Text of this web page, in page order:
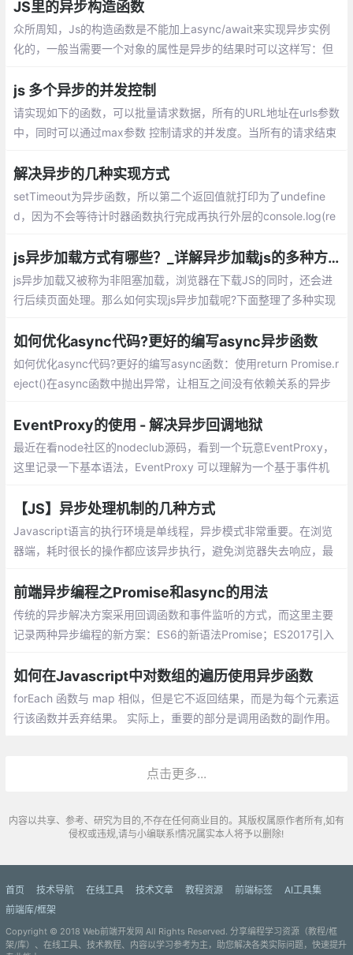
结果返回之前，当前线程会被挂起， 只有在
得到结果之后才会继续执行。
JS里的异步构造函数
众所周知，Js的构造函数是不能加上async/await来实现异步实例
化的，一般当需要一个对象的属性是异步的结果时可以这样写：但
js 多个异步的并发控制
请实现如下的函数，可以批量请求数据，所有的URL地址在urls参数
中，同时可以通过max参数 控制请求的并发度。当所有的请求结束
解决异步的几种实现方式
setTimeout为异步函数，所以第二个返回值就打印为了undefine
d，因为不会等待计时器函数执行完成再执行外层的console.log(re
js异步加载方式有哪些？_详解异步加载js的多种方案
js异步加载又被称为非阻塞加载，浏览器在下载JS的同时，还会进
行后续页面处理。那么如何实现js异步加载呢?下面整理了多种实现
时的异步加载、$(document).ready()、async属性、defer属性、
es6模块type=module属性
如何优化async代码?更好的编写async异步函数
如何优化async代码?更好的编写async函数：使用return Promise.r
eject()在async函数中抛出异常，让相互之间没有依赖关系的异步
用map来代替它
EventProxy的使用 - 解决异步回调地狱
最近在看node社区的nodeclub源码，看到一个玩意EventProxy，
这里记录一下基本语法，EventProxy 可以理解为一个基于事件机
地狱问题的工具
【JS】异步处理机制的几种方式
Javascript语言的执行环境是单线程，异步模式非常重要。在浏览
器端，耗时很长的操作都应该异步执行，避免浏览器失去响应，最
前端异步编程之Promise和async的用法
传统的异步解决方案采用回调函数和事件监听的方式，而这里主要
记录两种异步编程的新方案：ES6的新语法Promise；ES2017引入
如何在Javascript中对数组的遍历使用异步函数
forEach 函数与 map 相似，但是它不返回结果，而是为每个元素运
行该函数并丢弃结果。 实际上，重要的部分是调用函数的副作用。
点击更多...
内容以共享、参考、研究为目的,不存在任何商业目的。其版权属原作者所有,如有
侵权或违规,请与小编联系!情况属实本人将予以删除!
首页 技术导航 在线工具 技术文章 教程资源 前端标签
AI工具集
前端库/框架